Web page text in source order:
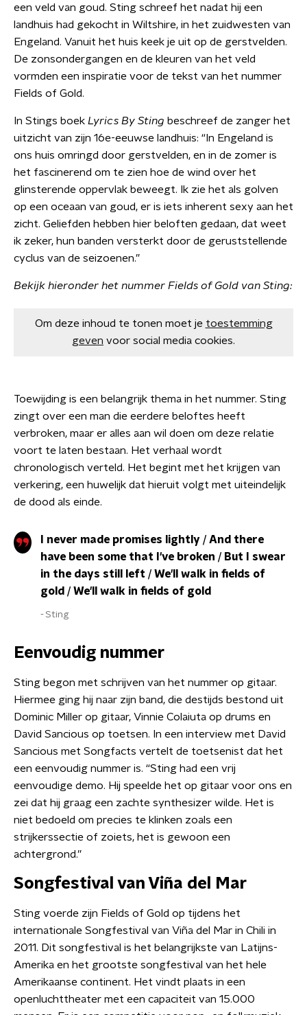
een veld van goud. Sting schreef het nadat hij een
landhuis had gekocht in Wiltshire, in het zuidwesten van
Engeland. Vanuit het huis keek je uit op de gerstvelden.
De zonsondergangen en de kleuren van het veld
vormden een inspiratie voor de tekst van het nummer
Fields of Gold.
In Stings boek Lyrics By Sting beschreef de zanger het
uitzicht van zijn 16e-eeuwse landhuis: “In Engeland is
ons huis omringd door gerstvelden, en in de zomer is
het fascinerend om te zien hoe de wind over het
glinsterende oppervlak beweegt. Ik zie het als golven
op een oceaan van goud, er is iets inherent sexy aan het
zicht. Geliefden hebben hier beloften gedaan, dat weet
ik zeker, hun banden versterkt door de geruststellende
cyclus van de seizoenen.”
Bekijk hieronder het nummer Fields of Gold van Sting:
Om deze inhoud te tonen moet je toestemming
geven voor social media cookies.
Toewijding is een belangrijk thema in het nummer. Sting
zingt over een man die eerdere beloftes heeft
verbroken, maar er alles aan wil doen om deze relatie
voort te laten bestaan. Het verhaal wordt
chronologisch verteld. Het begint met het krijgen van
verkering, een huwelijk dat hieruit volgt met uiteindelijk
de dood als einde.
I never made promises lightly / And there
have been some that I've broken / But I swear
in the days still left / We'll walk in fields of
gold / We'll walk in fields of gold
Sting
Eenvoudig nummer
Sting begon met schrijven van het nummer op gitaar.
Hiermee ging hij naar zijn band, die destijds bestond uit
Dominic Miller op gitaar, Vinnie Colaiuta op drums en
David Sancious op toetsen. In een interview met David
Sancious met Songfacts vertelt de toetsenist dat het
een eenvoudig nummer is. “Sting had een vrij
eenvoudige demo. Hij speelde het op gitaar voor ons en
zei dat hij graag een zachte synthesizer wilde. Het is
niet bedoeld om precies te klinken zoals een
strijkerssectie of zoiets, het is gewoon een
achtergrond.”
Songfestival van Viña del Mar
Sting voerde zijn Fields of Gold op tijdens het
internationale Songfestival van Viña del Mar in Chili in
2011. Dit songfestival is het belangrijkste van Latijns-
Amerika en het grootste songfestival van het hele
Amerikaanse continent. Het vindt plaats in een
openluchttheater met een capaciteit van 15.000